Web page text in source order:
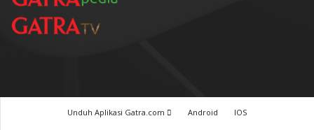
Unduh Aplikasi Gatra.com Android
IOS